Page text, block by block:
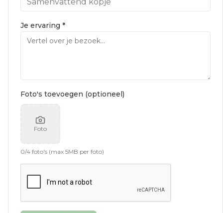
Je ervaring *
Foto's toevoegen (optioneel)
Foto
0/4 foto's (max 5MB per foto)